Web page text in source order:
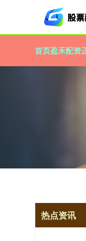
首页盈禾配资
热点资讯